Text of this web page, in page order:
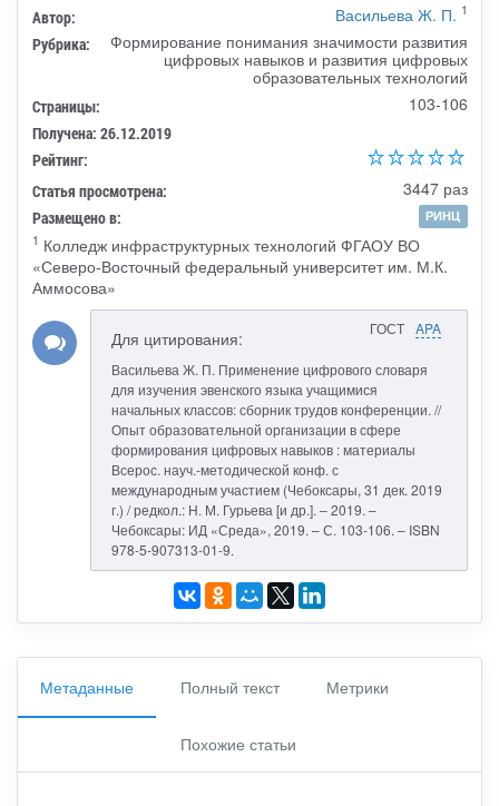
Автор: Васильева Ж. П. 1
Рубрика:
Формирование понимания значимости развития
цифровых навыков и развития цифровых
образовательных технологий
Страницы: 103-106
Получена: 26.12.2019
Рейтинг:
Статья просмотрена:
3447 раз
Размещено в:
РИНЦ
1 Колледж инфраструктурных технологий ФГАОУ ВО
«Северо-Восточный федеральный университет им. М.К.
Аммосова»
ГОСТ APA
Для цитирования:
Васильева Ж. П. Применение цифрового словаря
для изучения эвенского языка учащимися
начальных классов: сборник трудов конференции. //
Опыт образовательной организации в сфере
формирования цифровых навыков : материалы
Всерос. науч.-методической конф. с
международным участием (Чебоксары, 31 дек. 2019
г.) / редкол.: Н. М. Гурьева [и др.]. – 2019. –
Чебоксары: ИД «Среда», 2019. – С. 103-106. – ISBN
978-5-907313-01-9.
Метаданные Полный текст Метрики
Похожие статьи